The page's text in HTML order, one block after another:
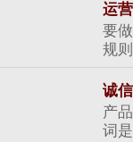
运
要
规
诚
产
词